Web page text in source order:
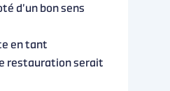
d’un bon sens
en tant
restauration serait